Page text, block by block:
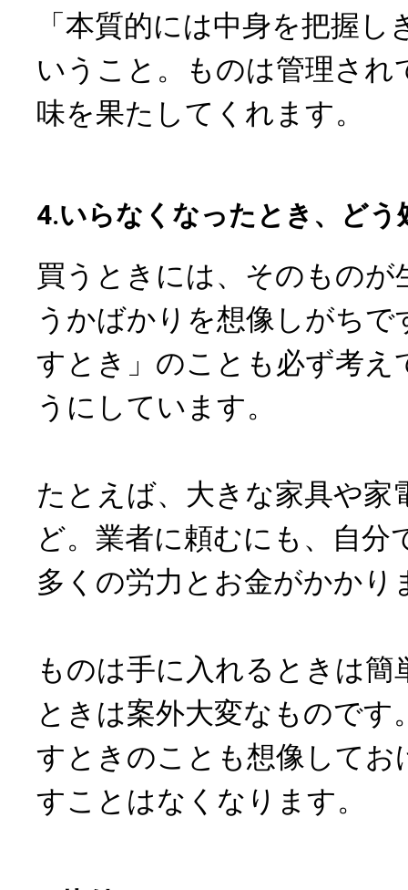
「本質的には中身を把握
いうこと。ものは管理され
味を果たしてくれます。
4.いらなくなったとき、どう
買うときには、そのものが
うかばかりを想像しがちで
すとき」のことも必ず考え
うにしています。
たとえば、大きな家具や家
ど。業者に頼むにも、自分
多くの労力とお金がかかり
ものは手に入れるときは簡
ときは案外大変なものです
すときのことも想像してお
すことはなくなります。